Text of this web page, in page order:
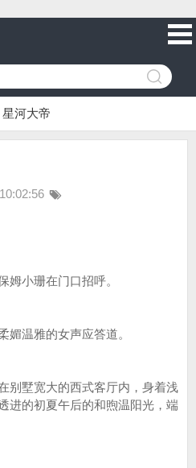
星河大帝
小珊在门口招呼。
温雅的女声应答道。
墅宽大的西式客厅内，身着浅
进的初夏午后的和煦温阳光，端